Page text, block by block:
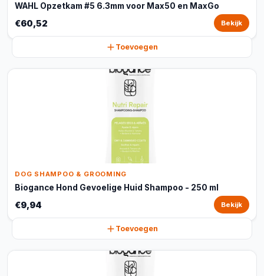
WAHL Opzetkam #5 6.3mm voor Max50 en MaxGo
€60,52 Bekijk
Toevoegen
DOG SHAMPOO & GROOMING
Biogance Hond Gevoelige Huid Shampoo - 250 ml
€9,94 Bekijk
Toevoegen